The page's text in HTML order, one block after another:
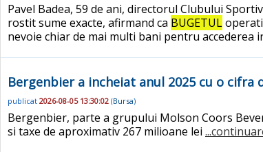
Pavel Badea, 59 de ani, directorul Clubului
rostit sume exacte, afirmand ca BUGETUL
nevoie chiar de mai multi bani pentru accederea
Bergenbier a incheiat anul 2025 cu o cifra
publicat 2026-08-05 13:30:02 (Bursa)
Bergenbier, parte a grupului Molson Coors
si taxe de aproximativ 267 milioane lei